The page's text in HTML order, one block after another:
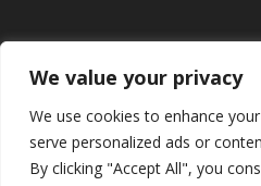
We value your privacy
We use cookies to enhance
serve personalized ads or
By clicking "Accept All", you
Kinva Art Akadémia Online
|